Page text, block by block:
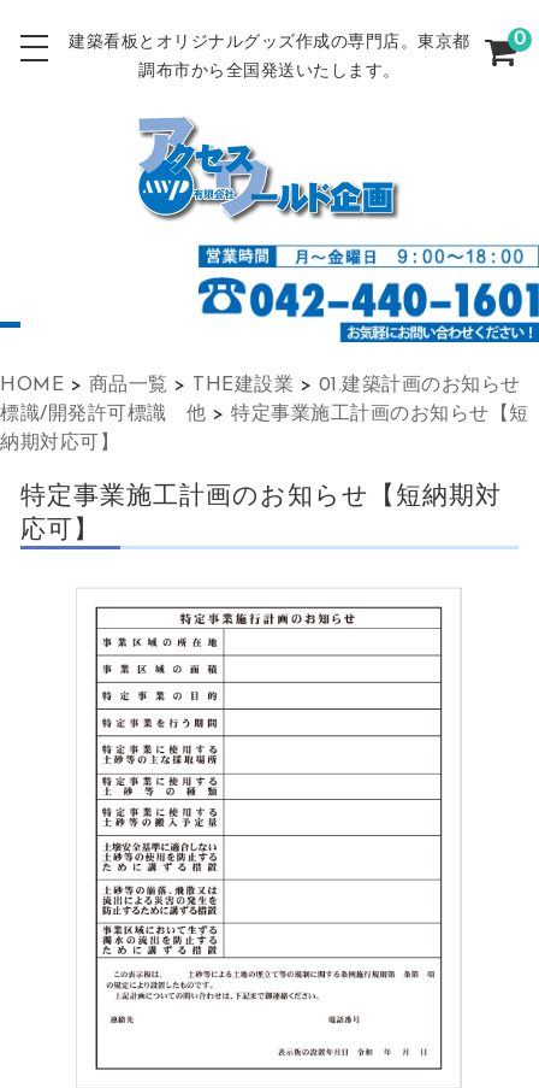
建築看板とオリジナルグッズ作成の専門店。東京都
調布市から全国発送いたします。
0
HOME > 商品一覧 > THE建設業 > 01.建築計画のお知らせ
標識/開発許可標識 他 > 特定事業施工計画のお知らせ【短
納期対応可】
特定事業施工計画のお知らせ【短納期対
応可】